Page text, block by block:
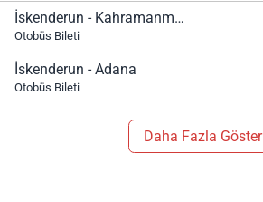
İskenderun - Kahramanmaraş
Otobüs Bileti
İskenderun - Adana
Otobüs Bileti
Daha Fazla Göster